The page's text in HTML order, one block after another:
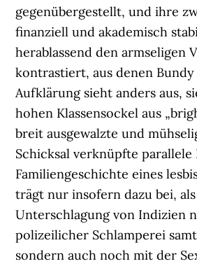
gegenübergestellt, und ihre
finanziell und akademisch
herablassend den armseligen
kontrastiert, aus denen
Aufklärung sieht anders aus,
hohen Klassensockel aus
breit ausgewalzte und
Schicksal verknüpfte
Familiengeschichte eines
trägt nur insofern dazu bei,
Unterschlagung von Indizien
polizeilicher Schlamperei
sondern auch noch mit der